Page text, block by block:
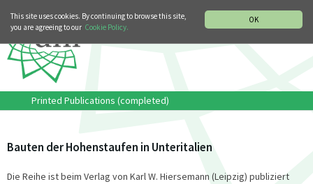
OK
This site uses cookies. By continuing to browse this site,
you are agreeing to our Cookie Policy.
Printed Publications (completed)
Bauten der Hohenstaufen in Unteritalien
Die Reihe ist beim Verlag von Karl W. Hiersemann (Leipzig) publiziert